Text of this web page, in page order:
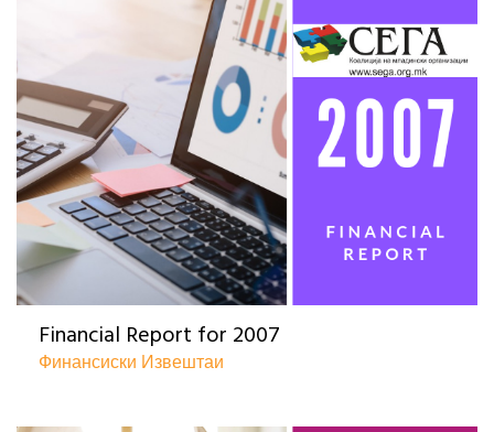
Financial Report for 2007
Финансиски Извештаи